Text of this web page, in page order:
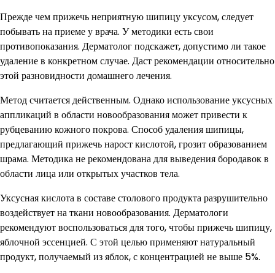
Прежде чем прижечь неприятную шипицу уксусом, следует
побывать на приеме у врача. У методики есть свои
противопоказания. Дерматолог подскажет, допустимо ли такое
удаление в конкретном случае. Даст рекомендации относительно
этой разновидности домашнего лечения.
Метод считается действенным. Однако использование уксусных
аппликаций в области новообразования может привести к
рубцеванию кожного покрова. Способ удаления шипицы,
предлагающий прижечь нарост кислотой, грозит образованием
шрама. Методика не рекомендована для выведения бородавок в
области лица или открытых участков тела.
Уксусная кислота в составе столового продукта разрушительно
воздействует на ткани новообразования. Дерматологи
рекомендуют воспользоваться для того, чтобы прижечь шипицу,
яблочной эссенцией. С этой целью применяют натуральный
продукт, получаемый из яблок, с концентрацией не выше 5%.